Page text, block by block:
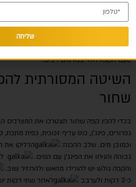
אם אתם חובבי קפה שחור עם טעם חזק של
משכר, כדאי שתדעו שקפה לא מכינים סתם
משקה קפה שחור. ישנה הדרך המסורתית בה
תפורט בהמשך וניתן גם להכין את הקפה השחור
טעם הקפה תלוי בגורמים רבים.
השיטה המסורתית
שחור
בכדי להכין קפה שחור תצטרכו את המצרכים
גפרורים, פינג’ן, כוס עדיף זכוכית, כפית
וכמובן מים. שלב ההכנה:
הדליקו את
גבוהה והניחו את הפינג’ן עם המים.
והקפה גולש יש להורידו מהאש ולהחזיר שוב.
כ-2 דקות ולערבב
לאחר שתי דקות
שליחה